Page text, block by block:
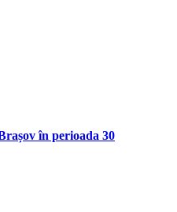
în perioada 30